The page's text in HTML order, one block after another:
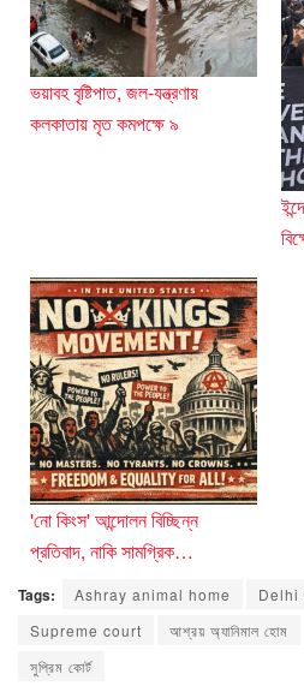
ভয়াবহ বৃষ্টিপাত, জল-যন্ত্রণায়
কলকাতায় মৃত কমপক্ষে ৯
'নো কিংস' আন্দোলন বিচ্ছিন্ন
প্রতিবাদ, নাকি সামগ্রিক…
Tags: Ashray animal home Delhi
Supreme court
আশ্রয় অ্যানিমাল হোম
সুপ্রিম কোর্ট